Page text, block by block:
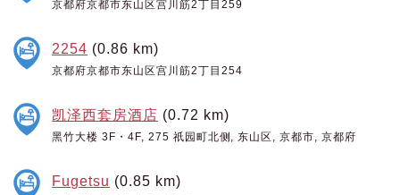
京都府京都市东山区宫川筋2丁目259
2254 (0.86 km)
京都府京都市东山区宫川筋2丁目254
凯泽西套房酒店 (0.72 km)
黑竹大楼 3F・4F, 275 祇园町北侧, 东山区, 京都市, 京都府
Fugetsu (0.85 km)